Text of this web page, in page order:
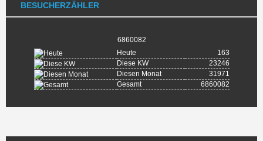
BESUCHERZÄHLER
6860082
Heute
163
Diese KW
23246
Diesen Monat
31971
Gesamt
6860082